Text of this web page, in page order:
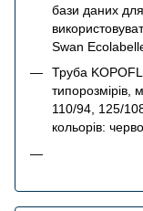
бази даних
Swan
Труба
110/94, 125/
кольорів: